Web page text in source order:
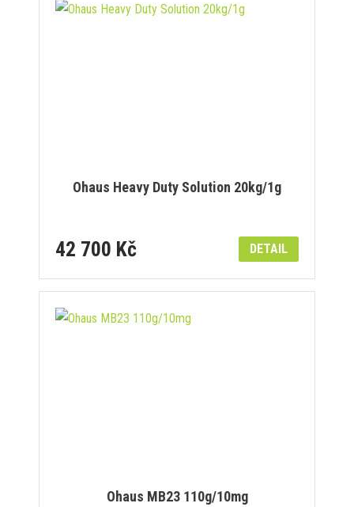
Ohaus Heavy Duty Solution 20kg/1g
42 700 Kč DETAIL
Ohaus MB23 110g/10mg